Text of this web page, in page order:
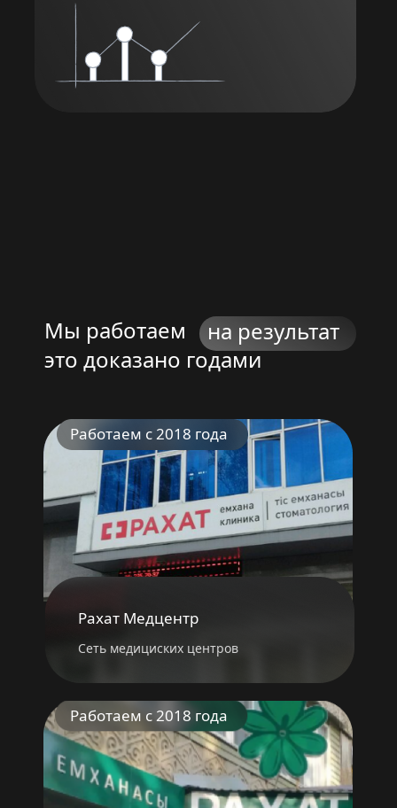
Работаем с 2018 года
Сеть медициских центров
Рахат Медцентр
Работаем с 2018 года
на результат
Мы работаем
это доказано годами